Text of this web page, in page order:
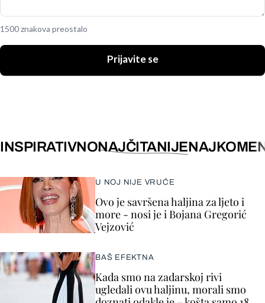
1500 znakova preostalo
Prijavite se
INSPIRATIVNONAJČITANIJE
U NOJ NIJE VRUĆE
Ovo je savršena haljina za ljeto i
more - nosi je i Bojana Gregorić
Vejzović
BAŠ EFEKTNA
Kada smo na zadarskoj rivi
ugledali ovu haljinu, morali smo